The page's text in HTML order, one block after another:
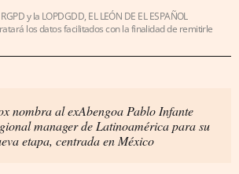
y la LOPDGDD, EL LEÓN DE EL ESPAÑOL
los datos facilitados con la finalidad de remitirle
nombra al exAbengoa Pablo Infante
manager de Latinoamérica para su
etapa, centrada en México